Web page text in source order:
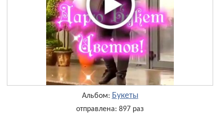
Альбом: Букеты
отправлена: 897 раз